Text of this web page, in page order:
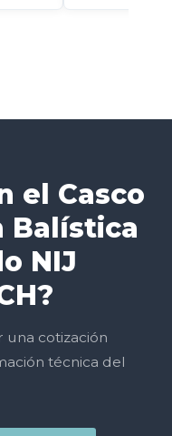
el Casco
Balística
NIJ
una cotización
técnica del